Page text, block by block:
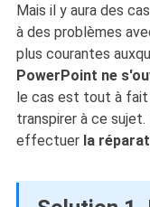
Mais il y aura des
à des problèmes
plus courantes
PowerPoint ne
le cas est tout à fait
transpirer à ce
effectuer la